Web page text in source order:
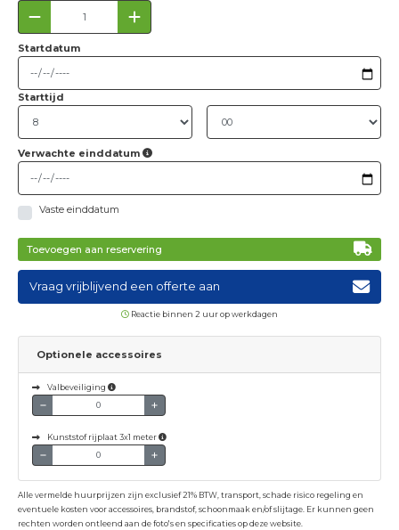
Startdatum
Starttijd
Verwachte einddatum
Vaste einddatum
Toevoegen aan reservering
Vraag vrijblijvend een offerte aan
Reactie binnen 2 uur op werkdagen
Optionele accessoires
Valbeveiliging
Kunststof rijplaat 3x1 meter
Alle vermelde huurprijzen zijn exclusief 21% BTW, transport, schade risico regeling en
eventuele kosten voor accessoires, brandstof, schoonmaak en/of slijtage. Er kunnen geen
rechten worden ontleend aan de foto's en specificaties op deze website.